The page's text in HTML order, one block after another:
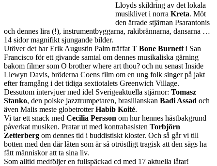
Lloyds skildring av det lokala
musiklivet i norra Kreta. Möt
den ärrade stjärnan Psarantonis
och dennes lira (!), instrumentbyggarna, rakibrännarna, dansarna …
14 sidor magnifikt sjungande bilder.
Utöver det har Erik Augustin Palm träffat T Bone Burnett i San
Francisco för ett givande samtal om dennes musikaliska gärning
bakom filmer som O brother where art thou? och nu senast Inside
Llewyn Davis, bröderna Coens film om en ung folk singer på jakt
efter framgång i det tidiga sextiotalets Greenwich Village.
Dessutom intervjuer med idel Sverigeaktuella stjärnor: Tomasz
Stanko, den polske jazztrumpetaren, brasilianskan Badi Assad och
även Malis meste globetrotterHabib Koité.
Vi tar ett snack med Cecilia Persson om hur hennes hästbakgrund
påverkat musiken. Pratar ut med kontrabasisten Torbjörn
Zetterberg om dennes tid i buddistiskt kloster. Och så går vi till
botten med den där låten som är så otröstligt tragisk att den sägs ha
fått människor att ta sina liv.
Som alltid medföljer en fullspäckad cd med 17 aktuella låtar!